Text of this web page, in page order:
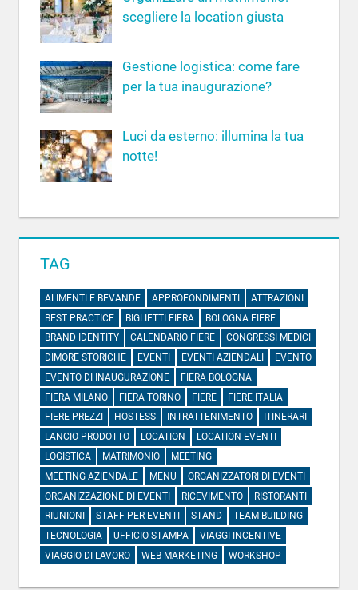
scegliere la location giusta
Gestione logistica: come fare
per la tua inaugurazione?
Luci da esterno: illumina la tua
notte!
TAG
ALIMENTI E BEVANDE APPROFONDIMENTI
ATTRAZIONI
BEST PRACTICE
BIGLIETTI FIERA
BOLOGNA FIERE
BRAND IDENTITY
CALENDARIO FIERE
CONGRESSI MEDICI
DIMORE STORICHE
EVENTI EVENTI AZIENDALI
EVENTO
EVENTO DI INAUGURAZIONE
FIERA BOLOGNA
FIERA MILANO
FIERA TORINO FIERE
FIERE ITALIA
FIERE PREZZI
HOSTESS INTRATTENIMENTO
ITINERARI
LANCIO PRODOTTO
LOCATION
LOCATION EVENTI
LOGISTICA
MATRIMONIO
MEETING
MEETING AZIENDALE
MENU
ORGANIZZATORI DI EVENTI
ORGANIZZAZIONE DI EVENTI
RICEVIMENTO
RISTORANTI
RIUNIONI
STAFF PER EVENTI STAND
TEAM BUILDING
TECNOLOGIA
UFFICIO STAMPA
VIAGGI INCENTIVE
VIAGGIO DI LAVORO
WEB MARKETING WORKSHOP